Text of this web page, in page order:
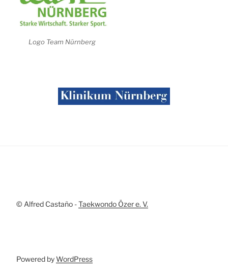
Logo Team Nürnberg
© Alfred Castaño -Taekwondo Özer e. V.
Powered byWordPress